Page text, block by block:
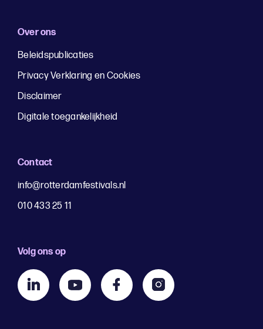
Over ons
Beleidspublicaties
Privacy Verklaring en Cookies
Disclaimer
Digitale toegankelijkheid
Contact
info@rotterdamfestivals.nl
010 433 25 11
Volg ons op